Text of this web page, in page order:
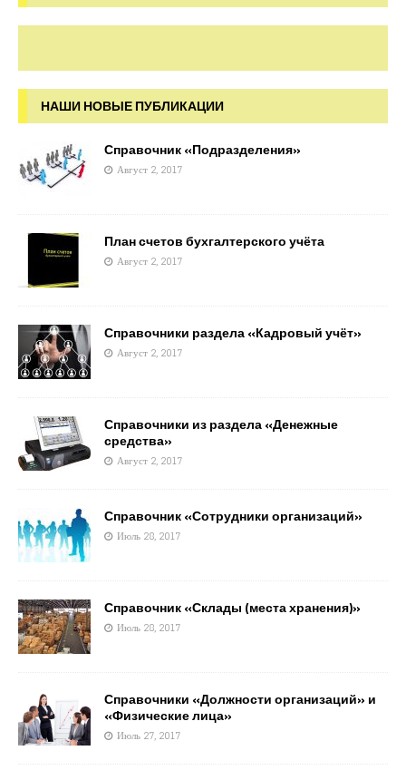
НАШИ НОВЫЕ ПУБЛИКАЦИИ
Справочник «Подразделения»
Август 2, 2017
План счетов бухгалтерского учёта
Август 2, 2017
Справочники раздела «Кадровый учёт»
Август 2, 2017
Справочники из раздела «Денежные
средства»
Август 2, 2017
Справочник «Сотрудники организаций»
Июль 28, 2017
Справочник «Склады (места хранения)»
Июль 28, 2017
Справочники «Должности организаций» и
«Физические лица»
Июль 27, 2017